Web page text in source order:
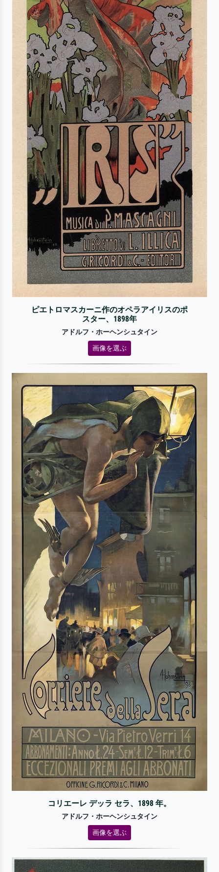
ピエトロマスカーニ作のオペラアイリスのポ
スター、1898年
アドルフ・ホーヘンシュタイン
画像を選ぶ
コリエーレ デッラ セラ、1898 年。
アドルフ・ホーヘンシュタイン
画像を選ぶ